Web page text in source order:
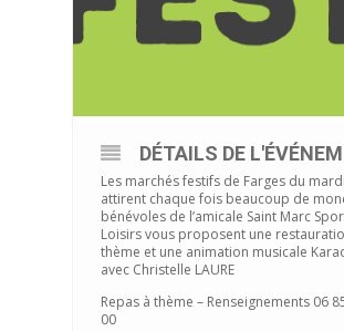
DÉTAILS DE
Les marchés festifs de Farges du
attirent chaque fois beaucoup de
bénévoles de l’amicale Saint Marc
Loisirs vous proposent une
thème et une animation musicale
avec Christelle LAURE
Repas à thème – Renseignements 06
00